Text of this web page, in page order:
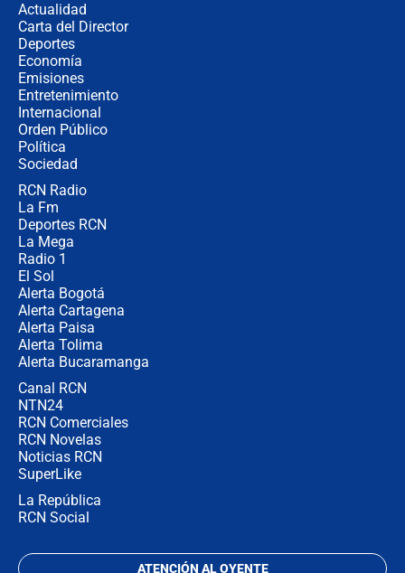
Actualidad
Carta del Director
Deportes
Economía
Emisiones
Entretenimiento
Internacional
Orden Público
Política
Sociedad
RCN Radio
La Fm
Deportes RCN
La Mega
Radio 1
El Sol
Alerta Bogotá
Alerta Cartagena
Alerta Paisa
Alerta Tolima
Alerta Bucaramanga
Canal RCN
NTN24
RCN Comerciales
RCN Novelas
Noticias RCN
SuperLike
La República
RCN Social
ATENCIÓN AL OYENTE